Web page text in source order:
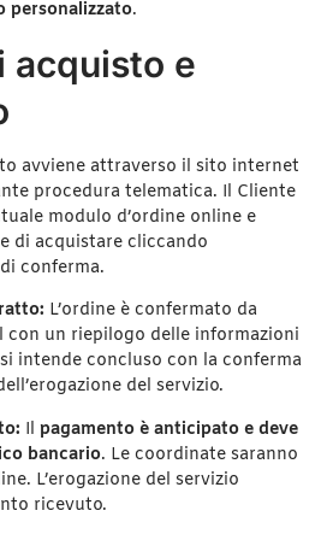
personalizzato.
acquisto e
avviene attraverso il sito internet
procedura telematica. Il Cliente
modulo d’ordine online e
di acquistare cliccando
conferma.
L’ordine è confermato da
con un riepilogo delle informazioni
intende concluso con la conferma
del servizio.
Il pagamento è anticipato e deve
bancario. Le coordinate saranno
L’erogazione del servizio
ricevuto.